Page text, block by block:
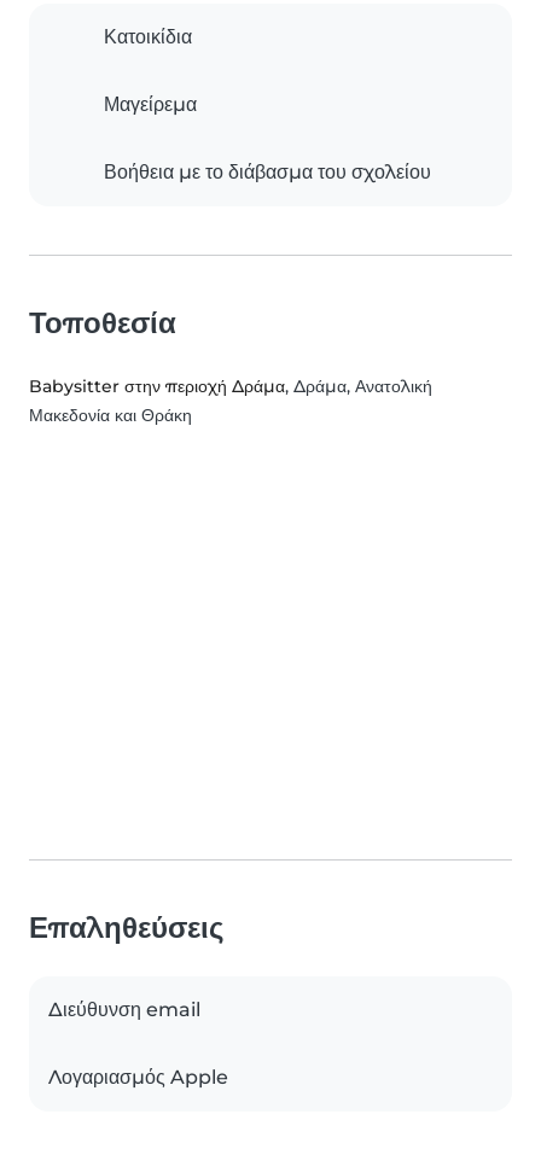
Κατοικίδια
Μαγείρεμα
Βοήθεια με το διάβασμα του σχολείου
Τοποθεσία
Babysitter στην περιοχή Δράμα, Δράμα, Ανατολική
Μακεδονία και Θράκη
Επαληθεύσεις
Διεύθυνση email
Λογαριασμός Apple